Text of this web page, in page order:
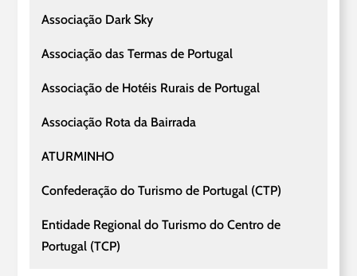
Associação Dark Sky
Associação das Termas de Portugal
Associação de Hotéis Rurais de Portugal
Associação Rota da Bairrada
ATURMINHO
Confederação do Turismo de Portugal (CTP)
Entidade Regional do Turismo do Centro de
Portugal (TCP)